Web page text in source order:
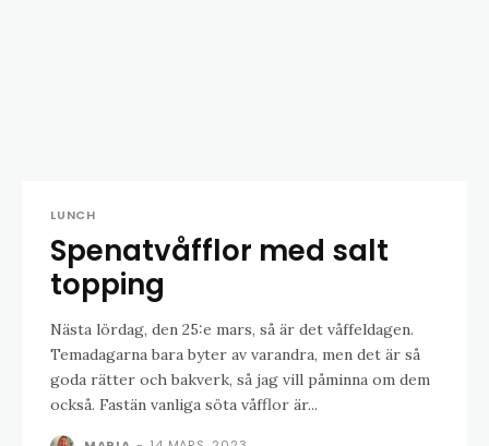
LUNCH
Spenatvåfflor med salt
topping
Nästa lördag, den 25:e mars, så är det våffeldagen.
Temadagarna bara byter av varandra, men det är så
goda rätter och bakverk, så jag vill påminna om dem
också. Fastän vanliga söta våfflor är...